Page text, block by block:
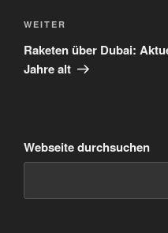
Nächster
Beitrag
WEITER
Raketen über Dubai:
Jahre alt
Webseite durchsuchen